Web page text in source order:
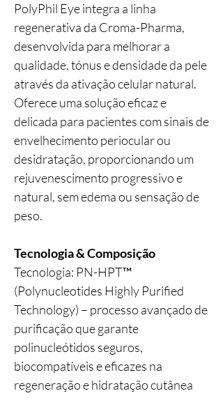
PolyPhil Eye integra a linha
regenerativa da Croma-Pharma,
desenvolvida para melhorar a
qualidade, tónus e densidade da pele
através da ativação celular natural.
Oferece uma solução eficaz e
delicada para pacientes com sinais de
envelhecimento periocular ou
desidratação, proporcionando um
rejuvenescimento progressivo e
natural, sem edema ou sensação de
peso.
Tecnologia & Composição
Tecnologia: PN-HPT™
(Polynucleotides Highly Purified
Technology) – processo avançado de
purificação que garante
polinucleótidos seguros,
biocompatíveis e eficazes na
regeneração e hidratação cutânea